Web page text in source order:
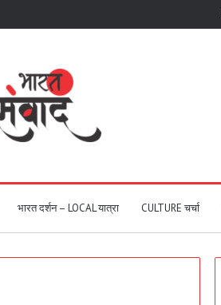
भारत दर्शन – LOCAL यात्रा CULTURE चर्चा